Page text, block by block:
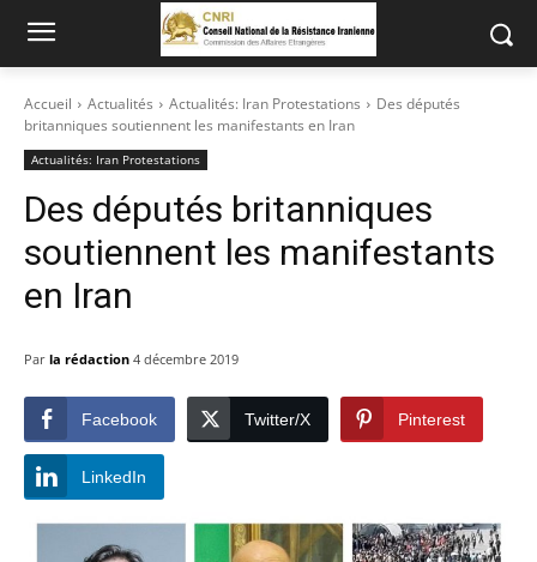
Accueil Actualités Actualités: Iran Protestations
Des députés
britanniques soutiennent les manifestants en Iran
Actualités: Iran Protestations
Des députés britanniques
soutiennent les manifestants
en Iran
Par la rédaction 4 décembre 2019
Facebook Twitter/X Pinterest
LinkedIn